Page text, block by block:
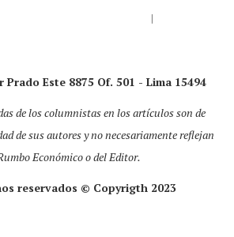
|
Prado Este 8875 Of. 501 - Lima 15494
de los columnistas en los artículos son de
de sus autores y no necesariamente reflejan
Económico o del Editor.
reservados © Copyrigth 2023